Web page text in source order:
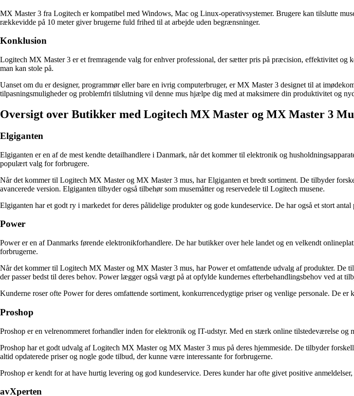
MX Master 3 fra Logitech er kompatibel med Windows, Mac og Linux-operativsystemer. Brugere kan tilslutte
rækkevidde på 10 meter giver brugerne fuld frihed til at arbejde uden begrænsninger.
Konklusion
Logitech MX Master 3 er et fremragende valg for enhver professional, der sætter pris på præcision, effektivitet
man kan stole på.
Uanset om du er designer, programmør eller bare en ivrig computerbruger, er MX Master 3 designet til at
tilpasningsmuligheder og problemfri tilslutning vil denne mus hjælpe dig med at maksimere din produktivitet og
Oversigt over Butikker med Logitech MX Master og MX Master 3
Elgiganten
Elgiganten er en af de mest kendte detailhandlere i Danmark, når det kommer til elektronik og
populært valg for forbrugere.
Når det kommer til Logitech MX Master og MX Master 3 mus, har Elgiganten et bredt sortiment. De tilbyder
avancerede version. Elgiganten tilbyder også tilbehør som musemåtter og reservedele til Logitech musene.
Elgiganten har et godt ry i markedet for deres pålidelige produkter og gode kundeservice. De har også et stort
Power
Power er en af Danmarks førende elektronikforhandlere. De har butikker over hele landet og en velkendt
forbrugerne.
Når det kommer til Logitech MX Master og MX Master 3 mus, har Power et omfattende udvalg af produkter. De
der passer bedst til deres behov. Power lægger også vægt på at opfylde kundernes efterbehandlingsbehov ved at
Kunderne roser ofte Power for deres omfattende sortiment, konkurrencedygtige priser og venlige personale. De
Proshop
Proshop er en velrenommeret forhandler inden for elektronik og IT-udstyr. Med en stærk online tilstedeværelse
Proshop har et godt udvalg af Logitech MX Master og MX Master 3 mus på deres hjemmeside. De tilbyder
altid opdaterede priser og nogle gode tilbud, der kunne være interessante for forbrugerne.
Proshop er kendt for at have hurtig levering og god kundeservice. Deres kunder har ofte givet positive
avXperten